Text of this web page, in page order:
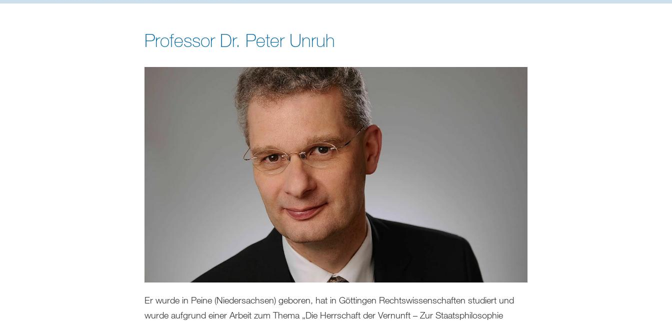
befinden
Professor Dr. Peter Unruh
Er wurde in Peine (Niedersachsen) geboren, hat in Göttingen Rechtswissenschaften studiert und
wurde aufgrund einer Arbeit zum Thema „Die Herrschaft der Vernunft – Zur Staatsphilosophie